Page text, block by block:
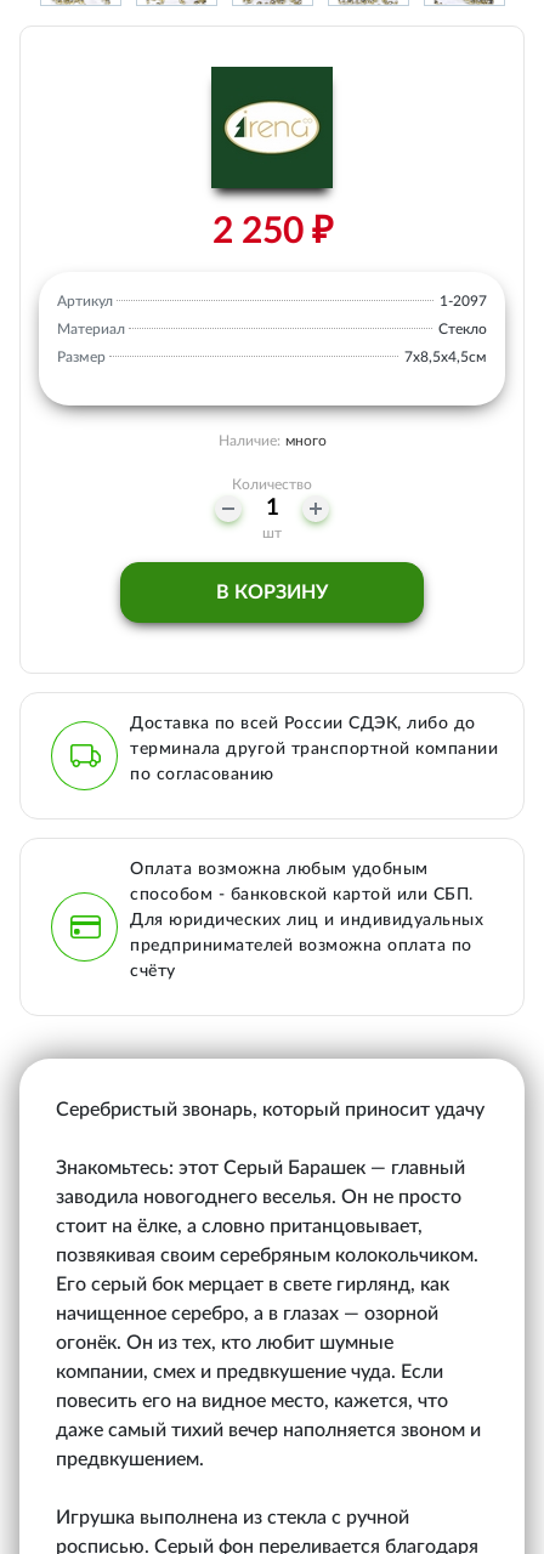
2 250 ₽
Артикул
1-2097
Материал
Стекло
Размер
7х8,5х4,5см
Наличие: много
Количество
шт
В КОРЗИНУ
Доставка по всей России СДЭК, либо до
терминала другой транспортной компании
по согласованию
Оплата возможна любым удобным
способом - банковской картой или СБП.
Для юридических лиц и индивидуальных
предпринимателей возможна оплата по
счёту
Серебристый звонарь, который приносит удачу
Знакомьтесь: этот Серый Барашек — главный
заводила новогоднего веселья. Он не просто
стоит на ёлке, а словно пританцовывает,
позвякивая своим серебряным колокольчиком.
Его серый бок мерцает в свете гирлянд, как
начищенное серебро, а в глазах — озорной
огонёк. Он из тех, кто любит шумные
компании, смех и предвкушение чуда. Если
повесить его на видное место, кажется, что
даже самый тихий вечер наполняется звоном и
предвкушением.
Игрушка выполнена из стекла с ручной
росписью. Серый фон переливается благодаря